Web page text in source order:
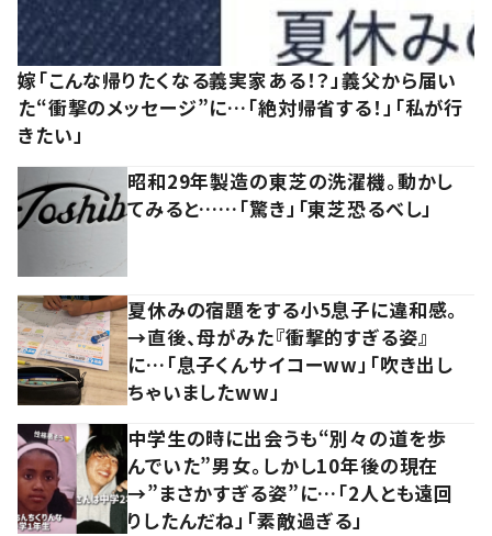
嫁「こんな帰りたくなる義実家ある！？」義父から届い
た“衝撃のメッセージ”に…「絶対帰省する！」「私が行
きたい」
昭和29年製造の東芝の洗濯機。動かし
てみると……「驚き」「東芝恐るべし」
夏休みの宿題をする小5息子に違和感。
→直後、母がみた『衝撃的すぎる姿』
に…「息子くんサイコーww」「吹き出し
ちゃいましたww」
中学生の時に出会うも“別々の道を歩
んでいた”男女。しかし10年後の現在
→”まさかすぎる姿”に…「2人とも遠回
りしたんだね」「素敵過ぎる」